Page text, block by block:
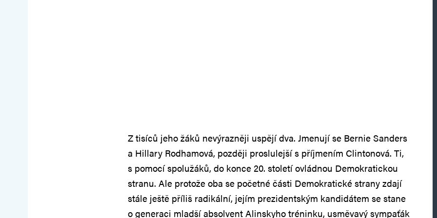
Z tisíců jeho žáků nevýrazněji uspějí dva. Jmenují se Bernie Sanders
a Hillary Rodhamová, později proslulejší s příjmením Clintonová. Ti,
s pomocí spolužáků, do konce 20. století ovládnou Demokratickou
stranu. Ale protože oba se početné části Demokratické strany zdají
stále ještě příliš radikální, jejím prezidentským kandidátem se stane
o generaci mladší absolvent Alinskyho tréninku, usměvavý sympaťák